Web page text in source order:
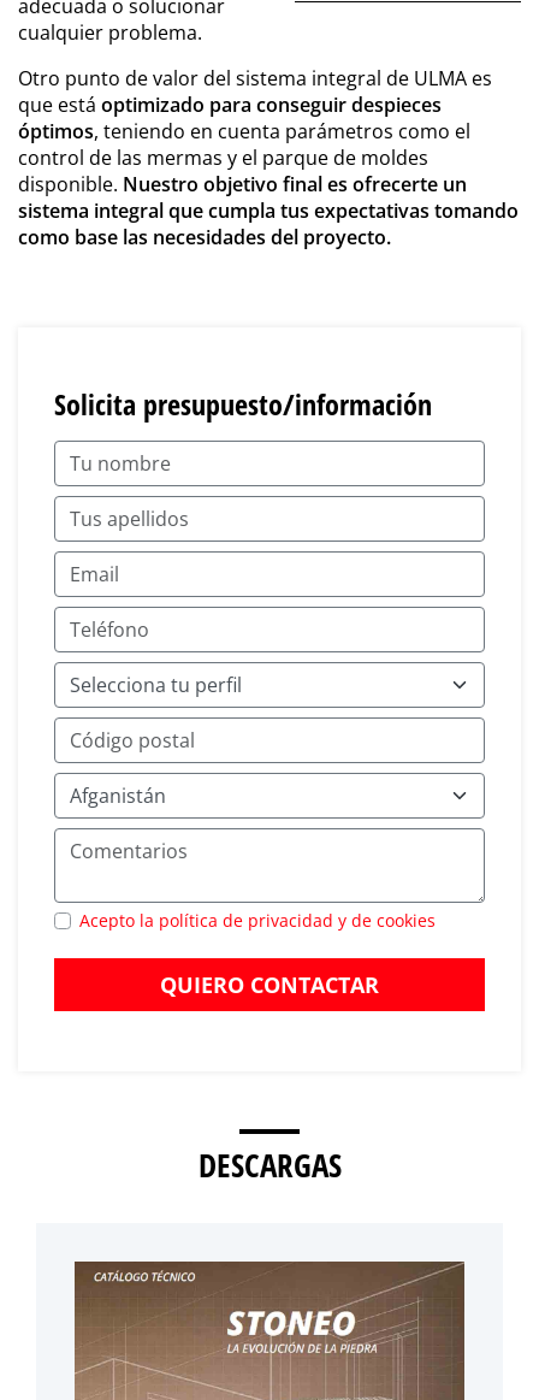
adecuada o solucionar
cualquier problema.
Otro punto de valor del sistema integral de ULMA es
que está optimizado para conseguir despieces
óptimos, teniendo en cuenta parámetros como el
control de las mermas y el parque de moldes
disponible. Nuestro objetivo final es ofrecerte un
sistema integral que cumpla tus expectativas tomando
como base las necesidades del proyecto.
Solicita presupuesto/información
Acepto la política de privacidad y de cookies
QUIERO CONTACTAR
DESCARGAS